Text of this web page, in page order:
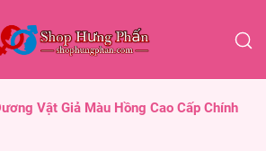
Vật Giả Màu Hồng Cao Cấp Chính